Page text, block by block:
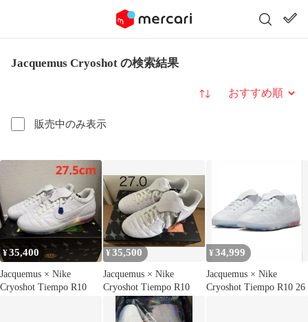
Jacquemus Cryoshot の検索結果
販売中のみ表示
並び替え
¥35,400
Jacquemus × Nike
Cryoshot Tiempo R10
¥35,500
Jacquemus × Nike
Cryoshot Tiempo R10
¥ 34,999
Jacquemus × Nike
Cryoshot Tiempo R10 26